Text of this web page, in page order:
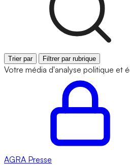
Trier par Filtrer par rubrique
Votre média d'analyse politique et
AGRA Presse